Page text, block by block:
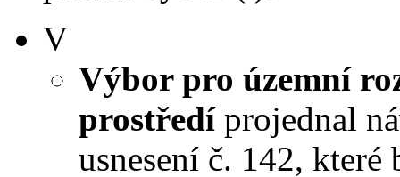
V
Výbor pro územní
prostředíprojednal
usnesení č. 142,